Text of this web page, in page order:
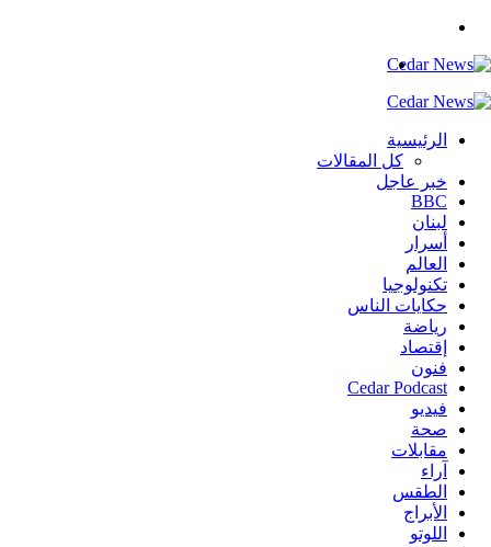
القائمة
الرئيسية
كل المقالات
خبر عاجل
BBC
لبنان
أسرار
العالم
تكنولوجيا
حكايات الناس
رياضة
إقتصاد
فنون
Cedar Podcast
فيديو
صحة
مقابلات
آراء
الطقس
الأبراج
اللوتو